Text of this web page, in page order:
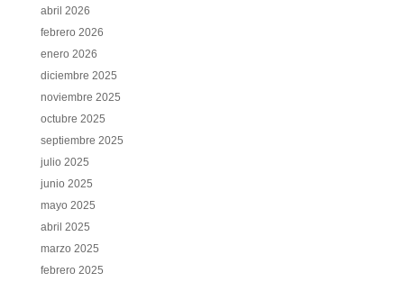
abril 2026
febrero 2026
enero 2026
diciembre 2025
noviembre 2025
octubre 2025
septiembre 2025
julio 2025
junio 2025
mayo 2025
abril 2025
marzo 2025
febrero 2025